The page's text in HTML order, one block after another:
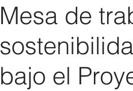
Mesa de
bajo el